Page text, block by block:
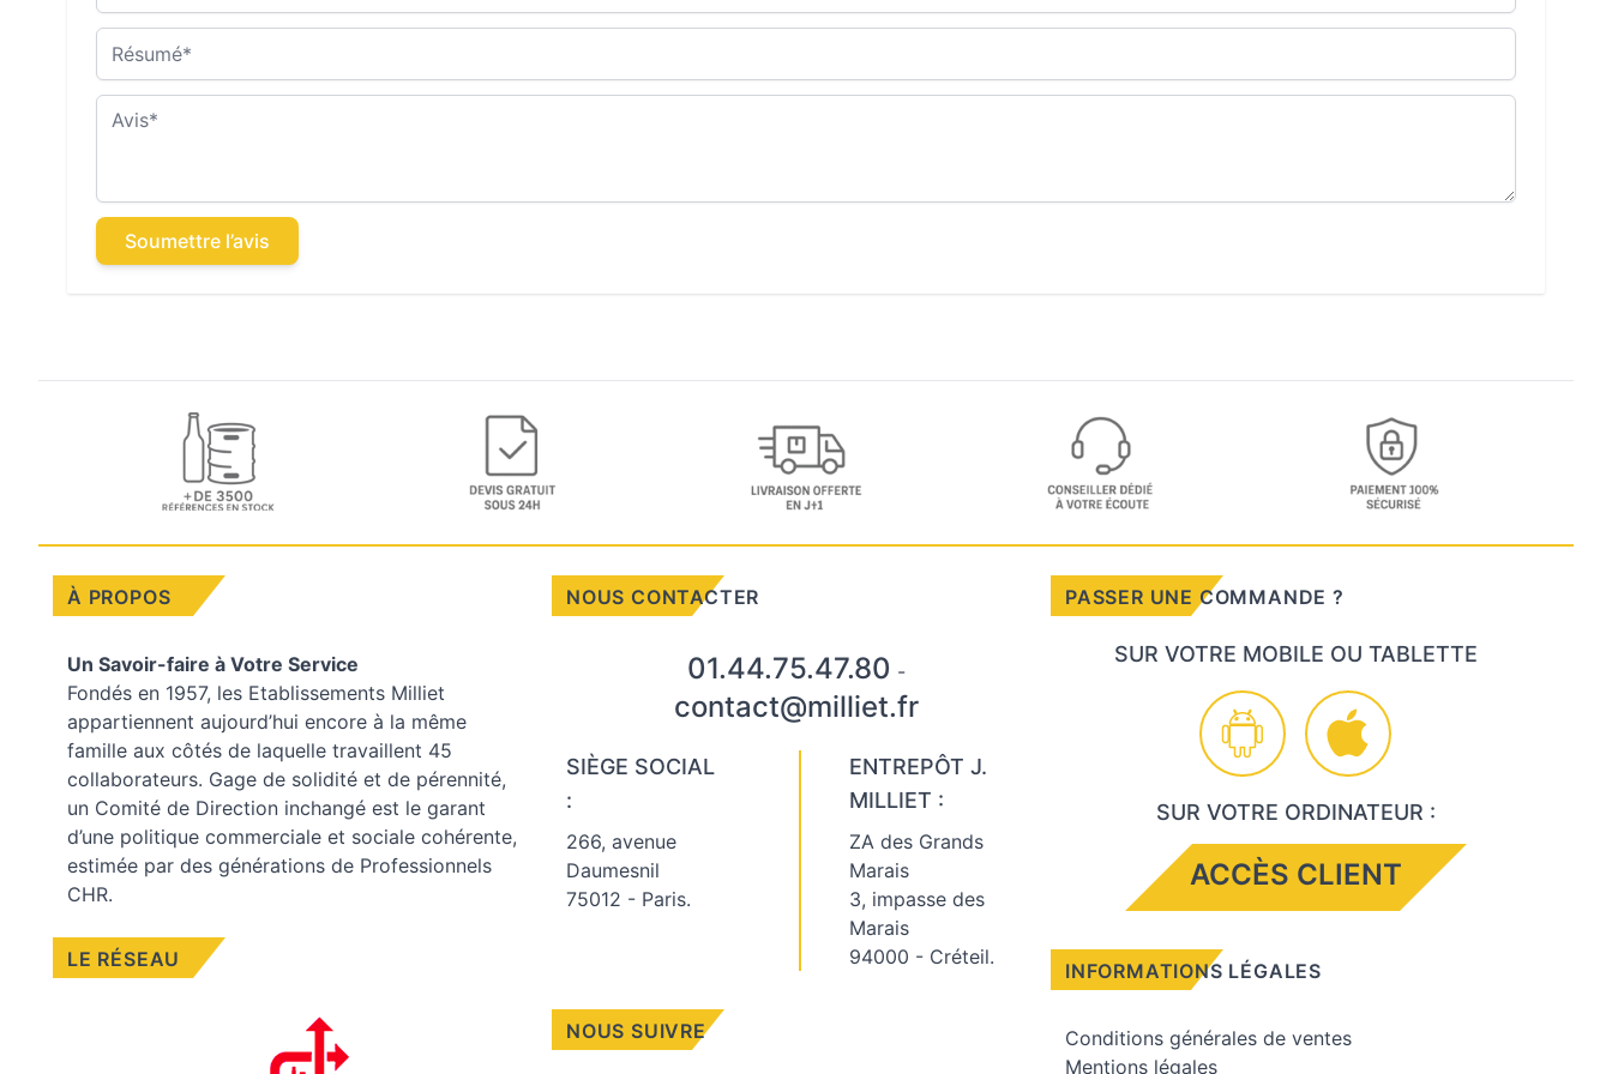
Résumé
Avis
Soumettre l’avis
À PROPOS
Un Savoir-faire à Votre Service
Fondés en 1957, les Etablissements Milliet
appartiennent aujourd’hui encore à la même
famille aux côtés de laquelle travaillent 45
collaborateurs. Gage de solidité et de pérennité,
un Comité de Direction inchangé est le garant
d’une politique commerciale et sociale cohérente,
estimée par des générations de Professionnels
CHR.
LE RÉSEAU
NOUS CONTACTER
01.44.75.47.80 -
contact@milliet.fr
SIÈGE SOCIAL
:
266, avenue
Daumesnil
75012 - Paris.
ENTREPÔT J.
MILLIET :
ZA des Grands
Marais
3, impasse des
Marais
94000 - Créteil.
NOUS SUIVRE
PASSER UNE COMMANDE ?
SUR VOTRE MOBILE OU TABLETTE
SUR VOTRE ORDINATEUR :
ACCÈS CLIENT
INFORMATIONS LÉGALES
Conditions générales de ventes
Mentions légales